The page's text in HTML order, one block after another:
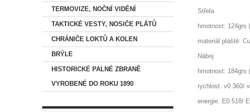
TERMOVIZE, NOČNÍ VIDĚNÍ
TAKTICKÉ VESTY, NOSIČE PLÁTŮ
CHRÁNIČE LOKTŮ A KOLEN
BRÝLE
HISTORICKÉ PALNÉ ZBRANĚ
VYROBENÉ DO ROKU 1890
Střela
hmotnost: 124grs
materiál pláště:
Náboj
hmotnost: 184grs
rychlost: v0 360/
energie: E0 518/